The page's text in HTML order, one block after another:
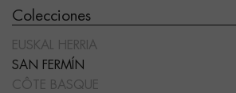
Colecciones
EUSKAL HERRIA
SAN FERMÍN
CÔTE BASQUE